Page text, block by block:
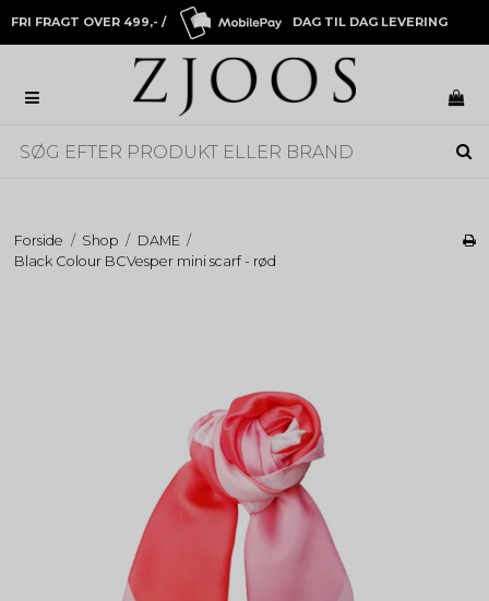
FRI FRAGT OVER 499,- / DAG TIL DAG LEVERING
Forside / Shop / DAME /
Black Colour BCVesper mini scarf - rød